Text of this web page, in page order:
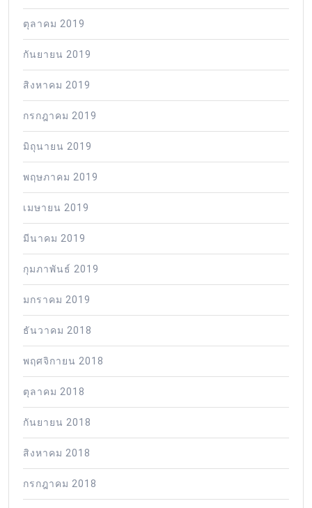
ตุลาคม 2019
กันยายน 2019
สิงหาคม 2019
กรกฎาคม 2019
มิถุนายน 2019
พฤษภาคม 2019
เมษายน 2019
มีนาคม 2019
กุมภาพันธ์ 2019
มกราคม 2019
ธันวาคม 2018
พฤศจิกายน 2018
ตุลาคม 2018
กันยายน 2018
สิงหาคม 2018
กรกฎาคม 2018